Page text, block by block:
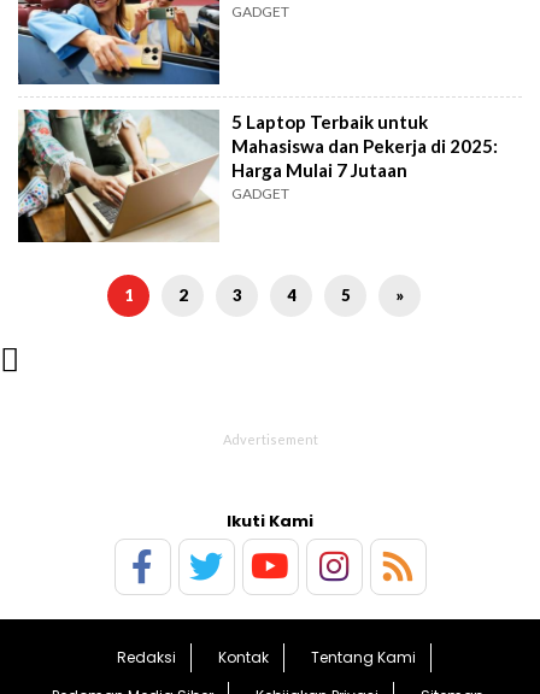
GADGET
5 Laptop Terbaik untuk
Mahasiswa dan Pekerja di 2025:
Harga Mulai 7 Jutaan
GADGET
1 2 3 4 5 »

Ikuti Kami
Redaksi Kontak
Tentang Kami